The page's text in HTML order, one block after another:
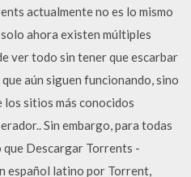
actualmente no es lo mismo
ahora existen múltiples
ver todo sin tener que escarbar
aún siguen funcionando, sino
los sitios más conocidos
Sin embargo, para todas
que Descargar Torrents -
español latino por Torrent,